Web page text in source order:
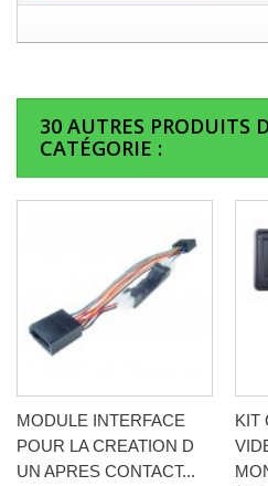
30 AUTRES PRODUITS
CATÉGORIE :
MODULE INTERFACE
POUR LA CREATION D
UN APRES CONTACT...
KIT